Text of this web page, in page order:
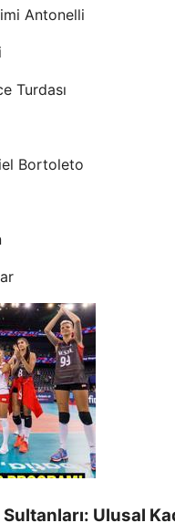
Antonelli
Turdası
Bortoleto
Ulusal